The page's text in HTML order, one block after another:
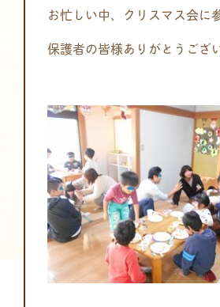
お忙しい中、クリスマス会に
保護者の皆様ありがとうござ